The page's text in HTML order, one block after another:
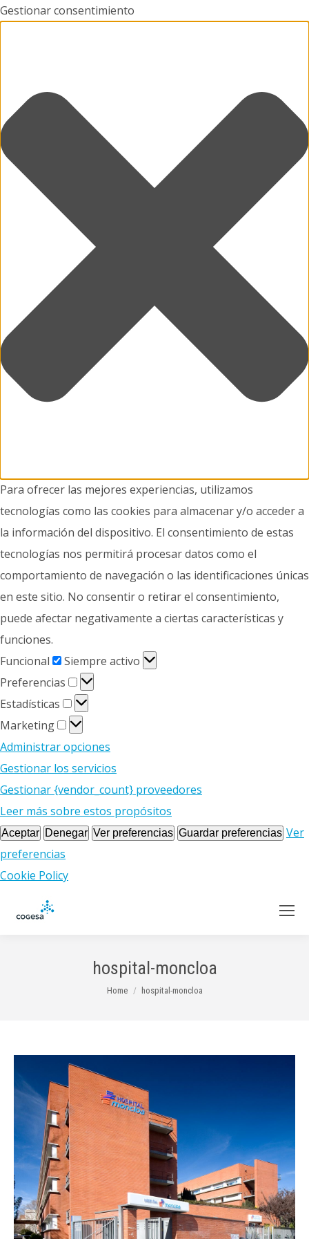
Gestionar consentimiento
Para ofrecer las mejores experiencias, utilizamos
tecnologías como las cookies para almacenar y/o acceder a
la información del dispositivo. El consentimiento de estas
tecnologías nos permitirá procesar datos como el
comportamiento de navegación o las identificaciones únicas
en este sitio. No consentir o retirar el consentimiento,
puede afectar negativamente a ciertas características y
funciones.
Funcional
Funcional
Siempre activo
Preferencias
Preferencias
Estadísticas
Estadísticas
Marketing
Marketing
Administrar opciones
Gestionar los servicios
Gestionar {vendor_count} proveedores
Leer más sobre estos propósitos
Aceptar Denegar Ver preferencias Guardar preferencias Ver
preferencias
Cookie Policy
hospital-moncloa
You are here:
Home hospital-moncloa